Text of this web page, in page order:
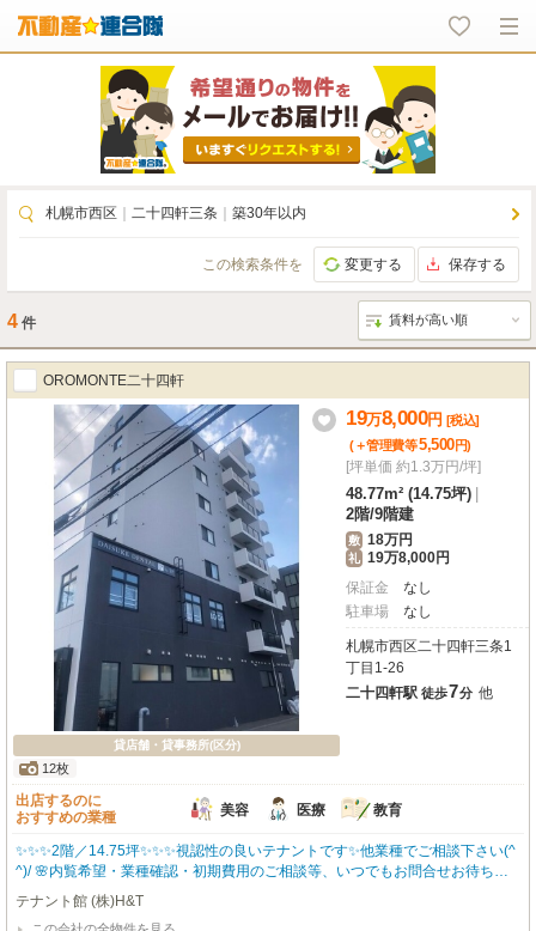
札幌市西区 二十四軒三条 築30年以内
この検索条件を 変更する 保存する
4 件
OROMONTE二十四軒
貸店舗・貸事務所(区分)
12枚
19万8,000円 [税込]
(＋管理費等5,500円)
[坪単価 約1.3万円/坪]
48.77m² (14.75坪)
2階/9階建
敷 18万円
礼 19万8,000円
保証金
なし
駐車場
なし
札幌市西区二十四軒三条1
丁目1-26
二十四軒駅 徒歩7分 他
出店するのに
おすすめの業種
美容 医療 教育
✨✨✨2階／14.75坪✨✨✨視認性の良いテナントです✨他業種でご相談下さい(^
^)/ 🌸内覧希望・業種確認・初期費用のご相談等、いつでもお問合せお待ちし
ております🌸 メールでのお問い合わせは24時間年中無休でご対応させて頂き
ます。
テナント館 (株)H&T